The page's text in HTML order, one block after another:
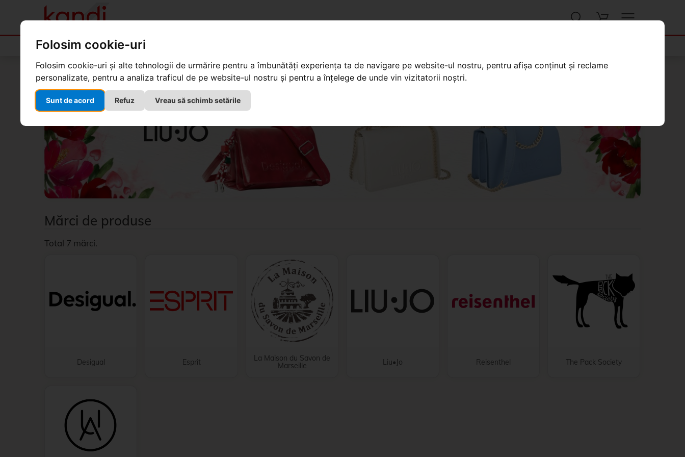
Folosim cookie-uri
Folosim cookie-uri și alte tehnologii de urmărire pentru a îmbunătăți experiența ta de navigare pe website-ul nostru, pentru afișa conținut și reclame
personalizate, pentru a analiza traficul de pe website-ul nostru și pentru a înțelege de unde vin vizitatorii noștri.
Sunt de acord Refuz Vreau să schimb setările
Produse
Kandi Boutique Produse Mărci de produse
Mărci de produse
Total 7 mărci.
Desigual Esprit
La Maison du Savon de
Marseille
Liu•Jo Reisenthel The Pack Society